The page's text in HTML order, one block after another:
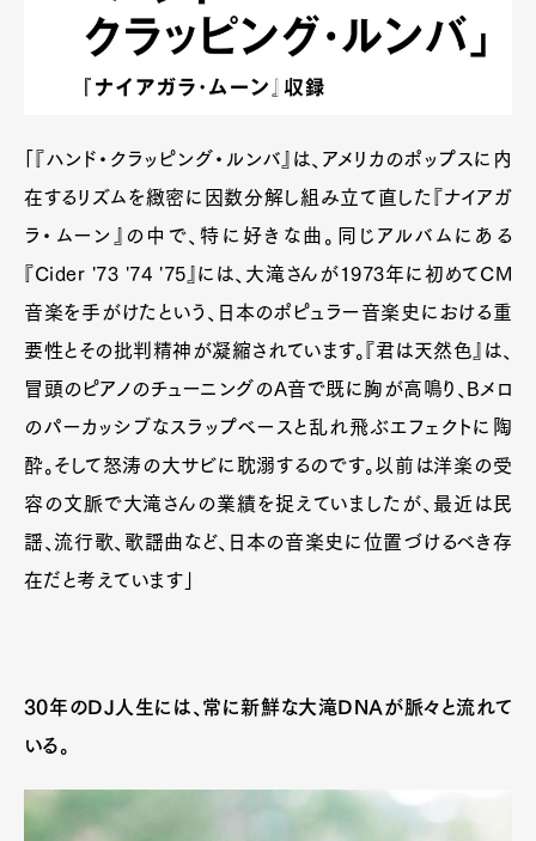
「『ハンド・クラッピング・ルンバ』は、アメリカのポップスに内
在するリズムを緻密に因数分解し組み立て直した『ナイアガ
ラ・ムーン』の中で、特に好きな曲。同じアルバムにある
『Cider '73 '74 '75』には、大滝さんが1973年に初めてCM
音楽を手がけたという、日本のポピュラー音楽史における重
要性とその批判精神が凝縮されています。『君は天然色』は、
冒頭のピアノのチューニングのA音で既に胸が高鳴り、Bメロ
のパーカッシブなスラップベースと乱れ飛ぶエフェクトに陶
酔。そして怒涛の大サビに耽溺するのです。以前は洋楽の受
容の文脈で大滝さんの業績を捉えていましたが、最近は民
謡、流行歌、歌謡曲など、日本の音楽史に位置づけるべき存
在だと考えています」
30年のDJ人生には、常に新鮮な大滝DNAが脈々と流れて
いる。